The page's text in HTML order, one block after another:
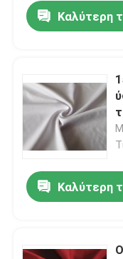
Σχετικά με εμάς
Επαφές
Προϊόντα
Καλύτερη
Καλύτερη